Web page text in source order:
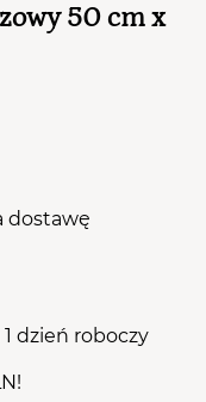
50 cm x
dostawę
dzień roboczy